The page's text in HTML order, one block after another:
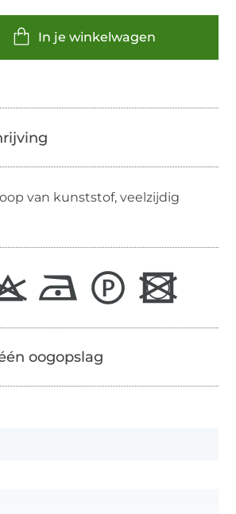
In je winkelwagen
van kunststof, veelzijdig
oogopslag